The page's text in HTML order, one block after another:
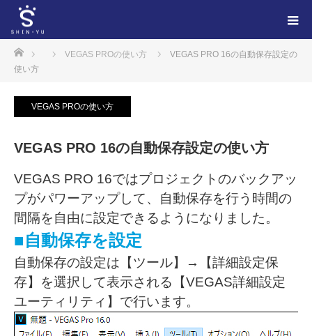
ホーム VEGAS PROの使い方
VEGAS PRO 16の自動保存設定の
使い方
VEGAS PROの使い方
VEGAS PRO 16の自動保存設定の使い方
VEGAS PRO 16ではプロジェクトのバックアッ
プがパワーアップして、自動保存を行う時間の
間隔を自由に設定できるようになりました。
■自動保存を設定
自動保存の設定は【ツール】→【詳細設定保
存】を選択して表示される【VEGAS詳細設定
ユーティリティ】で行います。